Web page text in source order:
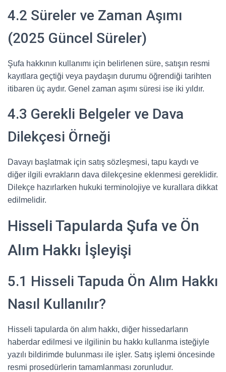
4.2 Süreler ve Zaman Aşımı
(2025 Güncel Süreler)
Şufa hakkının kullanımı için belirlenen süre, satışın resmi
kayıtlara geçtiği veya paydaşın durumu öğrendiği tarihten
itibaren üç aydır. Genel zaman aşımı süresi ise iki yıldır.
4.3 Gerekli Belgeler ve Dava
Dilekçesi Örneği
Davayı başlatmak için satış sözleşmesi, tapu kaydı ve
diğer ilgili evrakların dava dilekçesine eklenmesi gereklidir.
Dilekçe hazırlarken hukuki terminolojiye ve kurallara dikkat
edilmelidir.
Hisseli Tapularda Şufa ve Ön
Alım Hakkı İşleyişi
5.1 Hisseli Tapuda Ön Alım Hakkı
Nasıl Kullanılır?
Hisseli tapularda ön alım hakkı, diğer hissedarların
haberdar edilmesi ve ilgilinin bu hakkı kullanma isteğiyle
yazılı bildirimde bulunması ile işler. Satış işlemi öncesinde
resmi prosedürlerin tamamlanması zorunludur.